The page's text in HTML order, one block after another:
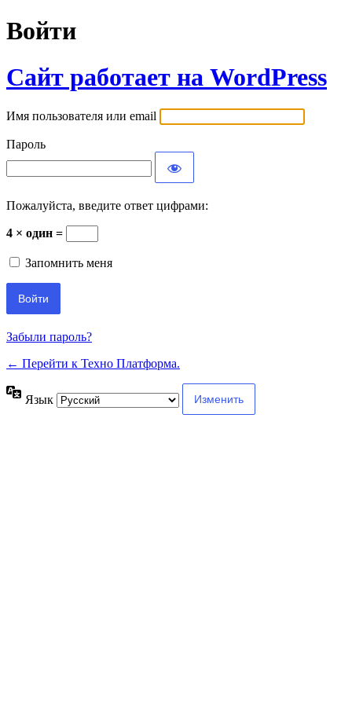
Войти
Сайт работает на WordPress
Имя пользователя или email
Пароль
Пожалуйста, введите ответ цифрами:
4 × один =
Запомнить меня
Забыли пароль?
← Перейти к Техно Платформа.
Язык